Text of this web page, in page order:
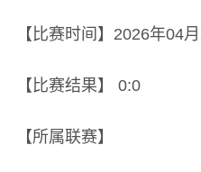
【比赛时间】2026年04
【比赛结果】 0:0
【所属联赛】